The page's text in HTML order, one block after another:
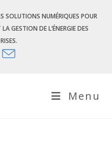
SOLUTIONS NUMÉRIQUES POUR
GESTION DE L’ÉNERGIE DES
Menu